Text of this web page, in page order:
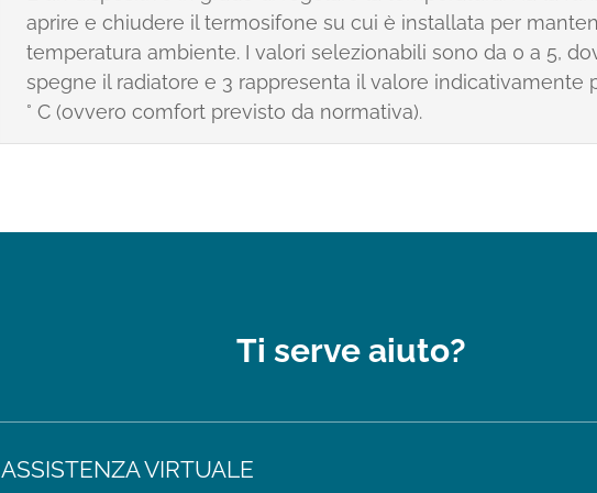
aprire e chiudere il termosifone su cui è installata per
temperatura ambiente. I valori selezionabili sono da 0 a 5,
spegne il radiatore e 3 rappresenta il valore indicativamente
° C (ovvero comfort previsto da normativa).
Ti serve aiuto?
ASSISTENZA VIRTUALE